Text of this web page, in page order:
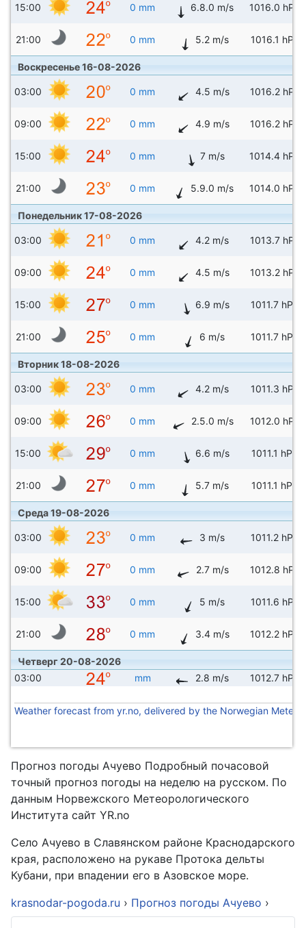
15:00 0 mm 6.8.0 m/s 1016.0 hPa
21:00 0 mm 5.2 m/s 1016.1 hPa
Воскресенье 16-08-2026
03:00 0 mm 4.5 m/s 1016.2 hPa
09:00 0 mm 4.9 m/s 1016.2 hPa
15:00 0 mm 7 m/s 1014.4 hPa
21:00 0 mm 5.9.0 m/s 1014.0 hPa
Понедельник 17-08-2026
03:00 0 mm 4.2 m/s 1013.7 hPa
09:00 0 mm 4.5 m/s 1013.2 hPa
15:00 0 mm 6.9 m/s 1011.7 hPa
21:00 0 mm 6 m/s 1011.7 hPa
Вторник 18-08-2026
03:00 0 mm 4.2 m/s 1011.3 hPa
09:00 0 mm 2.5.0 m/s 1012.0 hPa
15:00 0 mm 6.6 m/s 1011.1 hPa
21:00 0 mm 5.7 m/s 1011.1 hPa
Среда 19-08-2026
03:00 0 mm 3 m/s 1011.2 hPa
09:00 0 mm 2.7 m/s 1012.8 hPa
15:00 0 mm 5 m/s 1011.6 hPa
21:00 0 mm 3.4 m/s 1012.2 hPa
Четверг 20-08-2026
03:00
mm 2.8 m/s 1012.7 hPa
Weather forecast from yr.no, delivered by the Norwegian
Прогноз погоды Ачуево Подробный почасовой
точный прогноз погоды на неделю на русском. По
данным Норвежского Метеорологического
Института сайт YR.no
Село Ачуево в Славянском районе Краснодарского
края, расположено на рукаве Протока дельты
Кубани, при впадении его в Азовское море.
krasnodar-pogoda.ru › Прогноз погоды Ачуево ›